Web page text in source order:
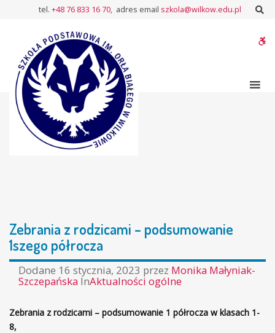
rodzicami
podsumowanie
1szego
półrocza
tel. +48 76 833 16 70, adres email szkola@wilkow.edu.pl
Zebrania z rodzicami – podsumowanie
1szego półrocza
Dodane 16 stycznia, 2023 przez Monika Małyniak-
Szczepańska InAktualności ogólne
Zebrania z rodzicami – podsumowanie 1 półrocza w klasach 1-
8,